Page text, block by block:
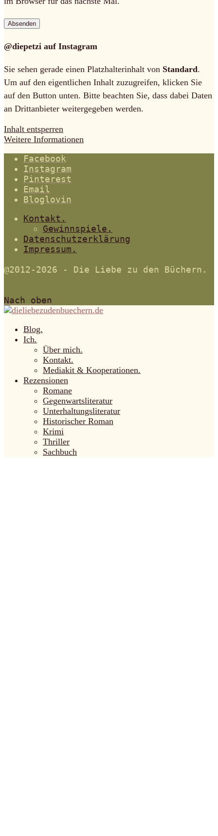
@diepetzi auf Instagram
Sie sehen gerade einen Platzhalterinhalt von Standard.
Um auf den eigentlichen Inhalt zuzugreifen, klicken Sie
auf den Button unten. Bitte beachten Sie, dass dabei Daten
an Drittanbieter weitergegeben werden.
Inhalt entsperren
Weitere Informationen
Facebook
Instagram
Pinterest
Email
Bloglovin
Kontakt.
Gewinnspiele.
Datenschutzerklärung
Impressum.
@2012-2026 - Die Liebe zu den Büchern.
Nach oben
Blog.
Ich.
Über mich.
Kontakt.
Mediakit & Kooperationen.
Rezensionen
Romane
Gegenwartsliteratur
Unterhaltungsliteratur
Historischer Roman
Krimi
Thriller
Sachbuch